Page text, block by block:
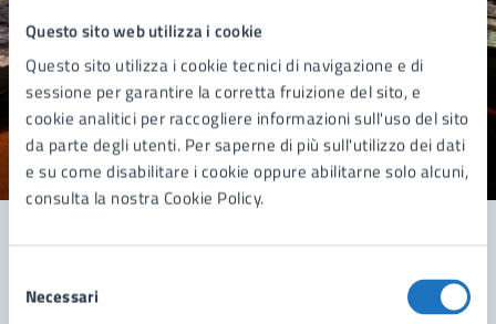
Questo sito web utilizza i cookie
Questo sito utilizza i cookie tecnici di navigazione e di
sessione per garantire la corretta fruizione del sito, e
cookie analitici per raccogliere informazioni sull'uso del sito
da parte degli utenti. Per saperne di più sull'utilizzo dei dati
e su come disabilitare i cookie oppure abilitarne solo alcuni,
consulta la nostra Cookie Policy.
delNecessari
Quanto sono chiare le informazioni su questa
pagina?
Valuta 5 stelle su 5
Valuta 4 stelle su 5
Valuta 3 stelle su 5
Valuta 2 stelle su 5
Valuta 1 stelle su 5
Contatta il comune